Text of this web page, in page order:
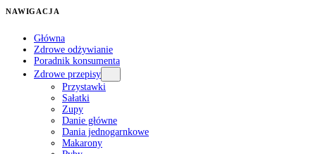
NAWIGACJA
Główna
Zdrowe odżywianie
Poradnik konsumenta
Zdrowe przepisy
Przystawki
Sałatki
Zupy
Danie główne
Dania jednogarnkowe
Makarony